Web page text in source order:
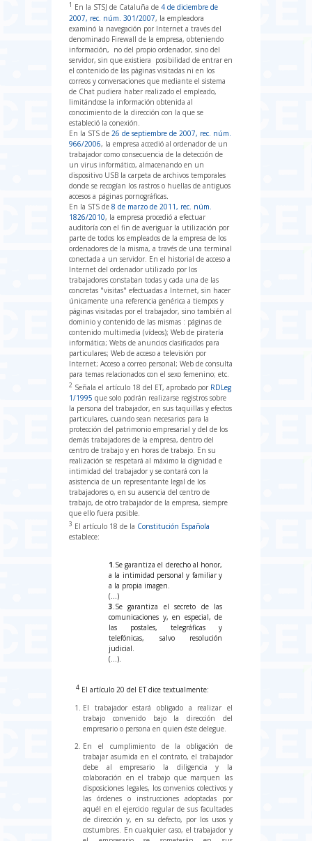
1 En la STSJ de Cataluña de 4 de diciembre de
2007, rec. núm. 301/2007, la empleadora
examinó la navegación por Internet a través del
denominado Firewall de la empresa, obteniendo
información, no del propio ordenador, sino del
servidor, sin que existiera posibilidad de entrar en
el contenido de las páginas visitadas ni en los
correos y conversaciones que mediante el sistema
de Chat pudiera haber realizado el empleado,
limitándose la información obtenida al
conocimiento de la dirección con la que se
estableció la conexión.
En la STS de 26 de septiembre de 2007, rec. núm.
966/2006, la empresa accedió al ordenador de un
trabajador como consecuencia de la detección de
un virus informático, almacenando en un
dispositivo USB la carpeta de archivos temporales
donde se recogían los rastros o huellas de antiguos
accesos a páginas pornográficas
En la STS de 8 de marzo de 2011, rec. núm.
1826/2010, la empresa procedió a efectuar
auditoría con el fin de averiguar la utilización por
parte de todos los empleados de la empresa de los
ordenadores de la misma, a través de una terminal
conectada a un servidor. En el historial de acceso a
Internet del ordenador utilizado por los
trabajadores constaban todas y cada una de las
concretas "visitas" efectuadas a Internet, sin hacer
únicamente una referencia genérica a tiempos y
páginas visitadas por el trabajador, sino también al
dominio y contenido de las mismas : páginas de
contenido multimedia (vídeos); Web de piratería
informática; Webs de anuncios clasificados para
particulares; Web de acceso a televisión por
Internet; Acceso a correo personal; Web de consulta
para temas relacionados con el sexo femenino; etc.
2 Señala el artículo 18 del ET, aprobado por RDLeg
1/1995 que solo podrán realizarse registros sobre
la persona del trabajador, en sus taquillas y efectos
particulares, cuando sean necesarios para la
protección del patrimonio empresarial y del de los
demás trabajadores de la empresa, dentro del
centro de trabajo y en horas de trabajo. En su
realización se respetará al máximo la dignidad e
intimidad del trabajador y se contará con la
asistencia de un representante legal de los
trabajadores o, en su ausencia del centro de
trabajo, de otro trabajador de la empresa, siempre
que ello fuera posible.
3 El artículo 18 de la Constitución Española
establece:
1.Se garantiza el derecho al honor,
a la intimidad personal y familiar y
a la propia imagen.
(…)
3.Se garantiza el secreto de las
comunicaciones y, en especial, de
las postales, telegráficas y
telefónicas, salvo resolución
judicial.
(…).
4 El artículo 20 del ET dice textualmente:
El trabajador estará obligado a realizar el
trabajo convenido bajo la dirección del
empresario o persona en quien éste delegue.
En el cumplimiento de la obligación de
trabajar asumida en el contrato, el trabajador
debe al empresario la diligencia y la
colaboración en el trabajo que marquen las
disposiciones legales, los convenios colectivos y
las órdenes o instrucciones adoptadas por
aquél en el ejercicio regular de sus facultades
de dirección y, en su defecto, por los usos y
costumbres. En cualquier caso, el trabajador y